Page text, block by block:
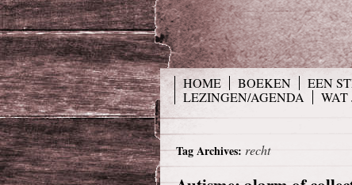
HOME BOEKEN EEN
LEZINGEN/AGENDA
WAT
Tag Archives: recht